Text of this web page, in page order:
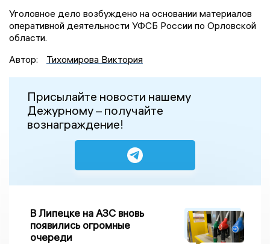
Уголовное дело возбуждено на основании материалов
оперативной деятельности УФСБ России по Орловской
области.
Автор:
Тихомирова Виктория
Присылайте новости нашему
Дежурному – получайте
вознаграждение!
В Липецке на АЗС вновь
появились огромные
очереди